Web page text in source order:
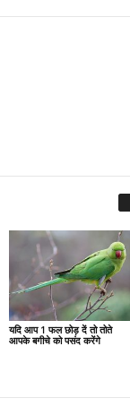
यदि आप 1 फल छोड़ दें तो तोते
आपके बगीचे को पसंद करेंगे